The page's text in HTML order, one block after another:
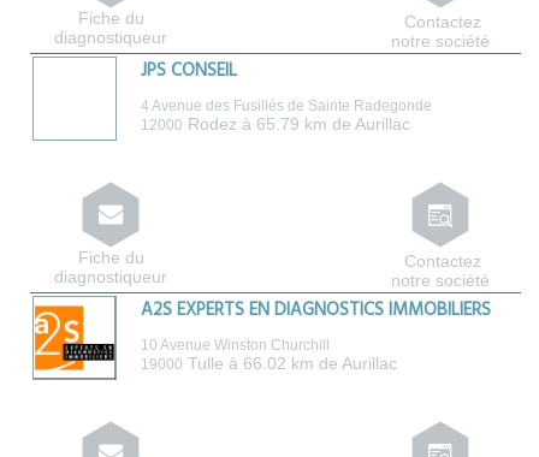
Contactez
notre société
Fiche du
diagnostiqueur
JPS CONSEIL
4 Avenue des Fusillés de Sainte Radegonde
12000 Rodez à 65.79 km de Aurillac
Contactez
notre société
Fiche du
diagnostiqueur
A2S EXPERTS EN DIAGNOSTICS IMMOBILIERS
10 Avenue Winston Churchill
19000 Tulle à 66.02 km de Aurillac